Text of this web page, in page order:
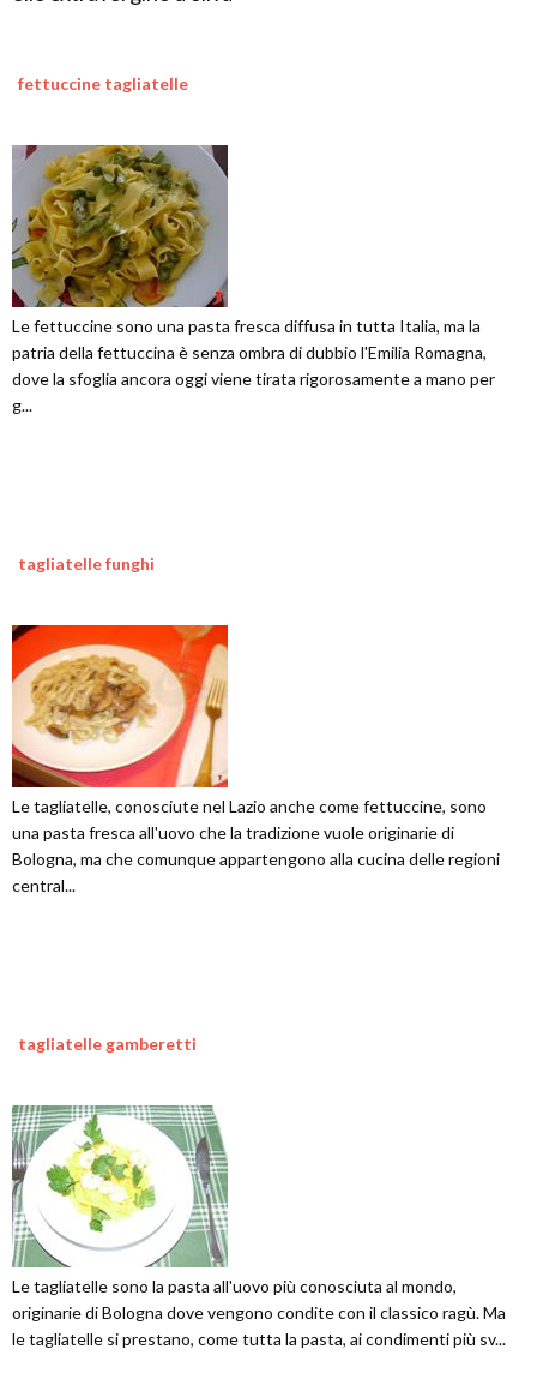
fettuccine tagliatelle
Le fettuccine sono una pasta fresca diffusa in tutta Italia, ma la
patria della fettuccina è senza ombra di dubbio l'Emilia Romagna,
dove la sfoglia ancora oggi viene tirata rigorosamente a mano per
g...
tagliatelle funghi
Le tagliatelle, conosciute nel Lazio anche come fettuccine, sono
una pasta fresca all'uovo che la tradizione vuole originarie di
Bologna, ma che comunque appartengono alla cucina delle regioni
central...
tagliatelle gamberetti
Le tagliatelle sono la pasta all'uovo più conosciuta al mondo,
originarie di Bologna dove vengono condite con il classico ragù. Ma
le tagliatelle si prestano, come tutta la pasta, ai condimenti più sv...